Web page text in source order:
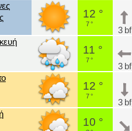
12 °
7 °
3 bf
11 °
7 °
3 bf
12 °
7 °
3 bf
10 °